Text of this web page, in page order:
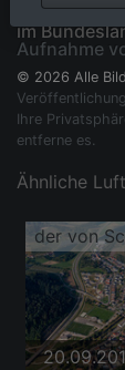
im
Aufnahme
© 2026 Alle
Ihre
entferne es.
Ähnliche